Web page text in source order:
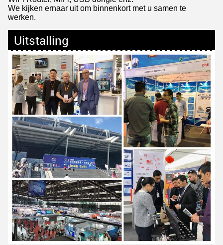
We kijken ernaar uit om binnenkort met u samen te
werken.
Uitstalling